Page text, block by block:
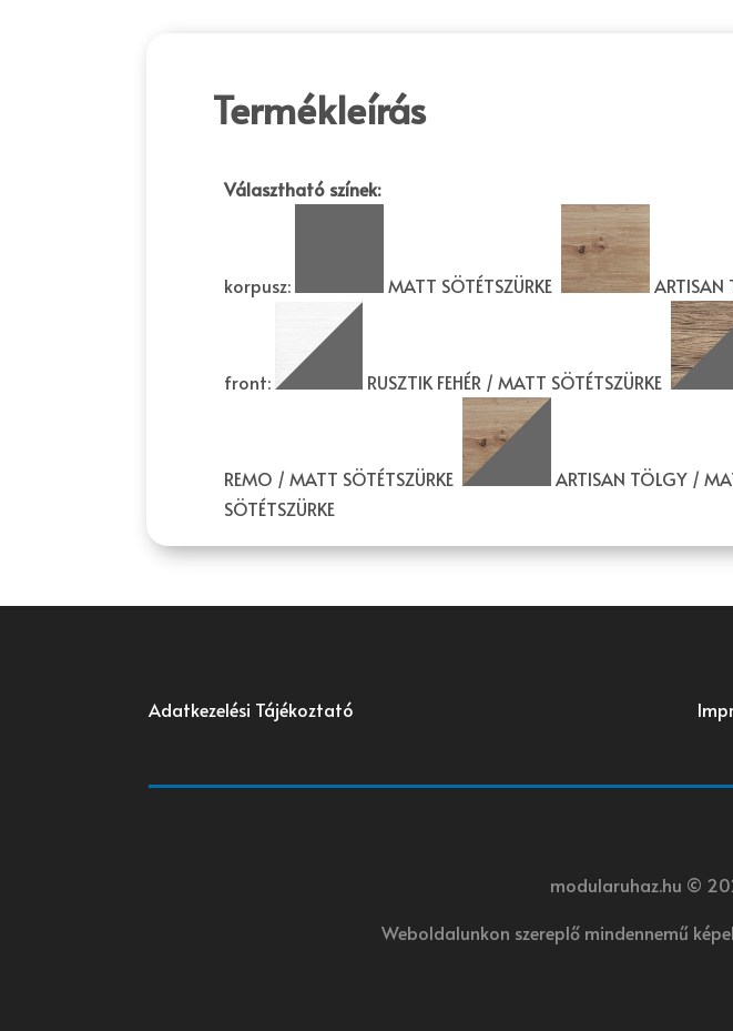
Termékleírás
Választható színek:
korpusz: MATT SÖTÉTSZÜRKE ARTISAN
front: RUSZTIK FEHÉR / MATT SÖTÉTSZÜRKE
REMO / MATT SÖTÉTSZÜRKE
ARTISAN TÖLGY /
SÖTÉTSZÜRKE
Adatkezelési Tájékoztató
modularuhaz.hu ©
Weboldalunkon szereplő mindennemű